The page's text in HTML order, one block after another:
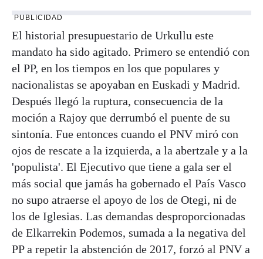
PUBLICIDAD
El historial presupuestario de Urkullu este
mandato ha sido agitado. Primero se entendió con
el PP, en los tiempos en los que populares y
nacionalistas se apoyaban en Euskadi y Madrid.
Después llegó la ruptura, consecuencia de la
moción a Rajoy que derrumbó el puente de su
sintonía. Fue entonces cuando el PNV miró con
ojos de rescate a la izquierda, a la abertzale y a la
'populista'. El Ejecutivo que tiene a gala ser el
más social que jamás ha gobernado el País Vasco
no supo atraerse el apoyo de los de Otegi, ni de
los de Iglesias. Las demandas desproporcionadas
de Elkarrekin Podemos, sumada a la negativa del
PP a repetir la abstención de 2017, forzó al PNV a